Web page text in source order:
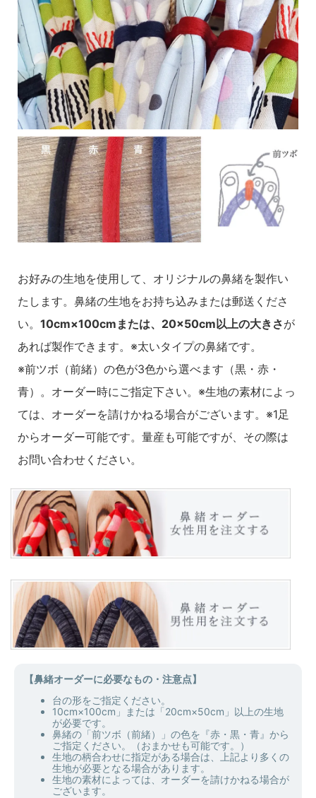
お好みの生地を使用して、オリジナルの鼻緒を製作い
たします。鼻緒の生地をお持ち込みまたは郵送くださ
い。 10cm×100cmまたは、20×50cm以上の大きさが
あれば製作できます。※太いタイプの鼻緒です。
※前ツボ（前緒）の色が3色から選べます（黒・赤・
青）。オーダー時にご指定下さい。※生地の素材によっ
ては、オーダーを請けかねる場合がございます。※1足
からオーダー可能です。量産も可能ですが、その際は
お問い合わせください。
【鼻緒オーダーに必要なもの・注意点】
台の形をご指定ください。
10cm×100cm」または「20cm×50cm」以上の生地
が必要です。
鼻緒の「前ツボ（前緒）」の色を『赤・黒・青』から
ご指定ください。（おまかせも可能です。）
生地の柄合わせに指定がある場合は、上記より多くの
生地が必要となる場合があります。
生地の素材によっては、オーダーを請けかねる場合が
ございます。